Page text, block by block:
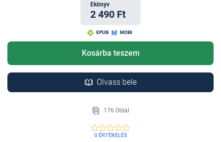
Ekönyv
2 490 Ft
EPUB MOBI
Kosárba teszem
Olvass bele
176 Oldal
0 ÉRTÉKELÉS